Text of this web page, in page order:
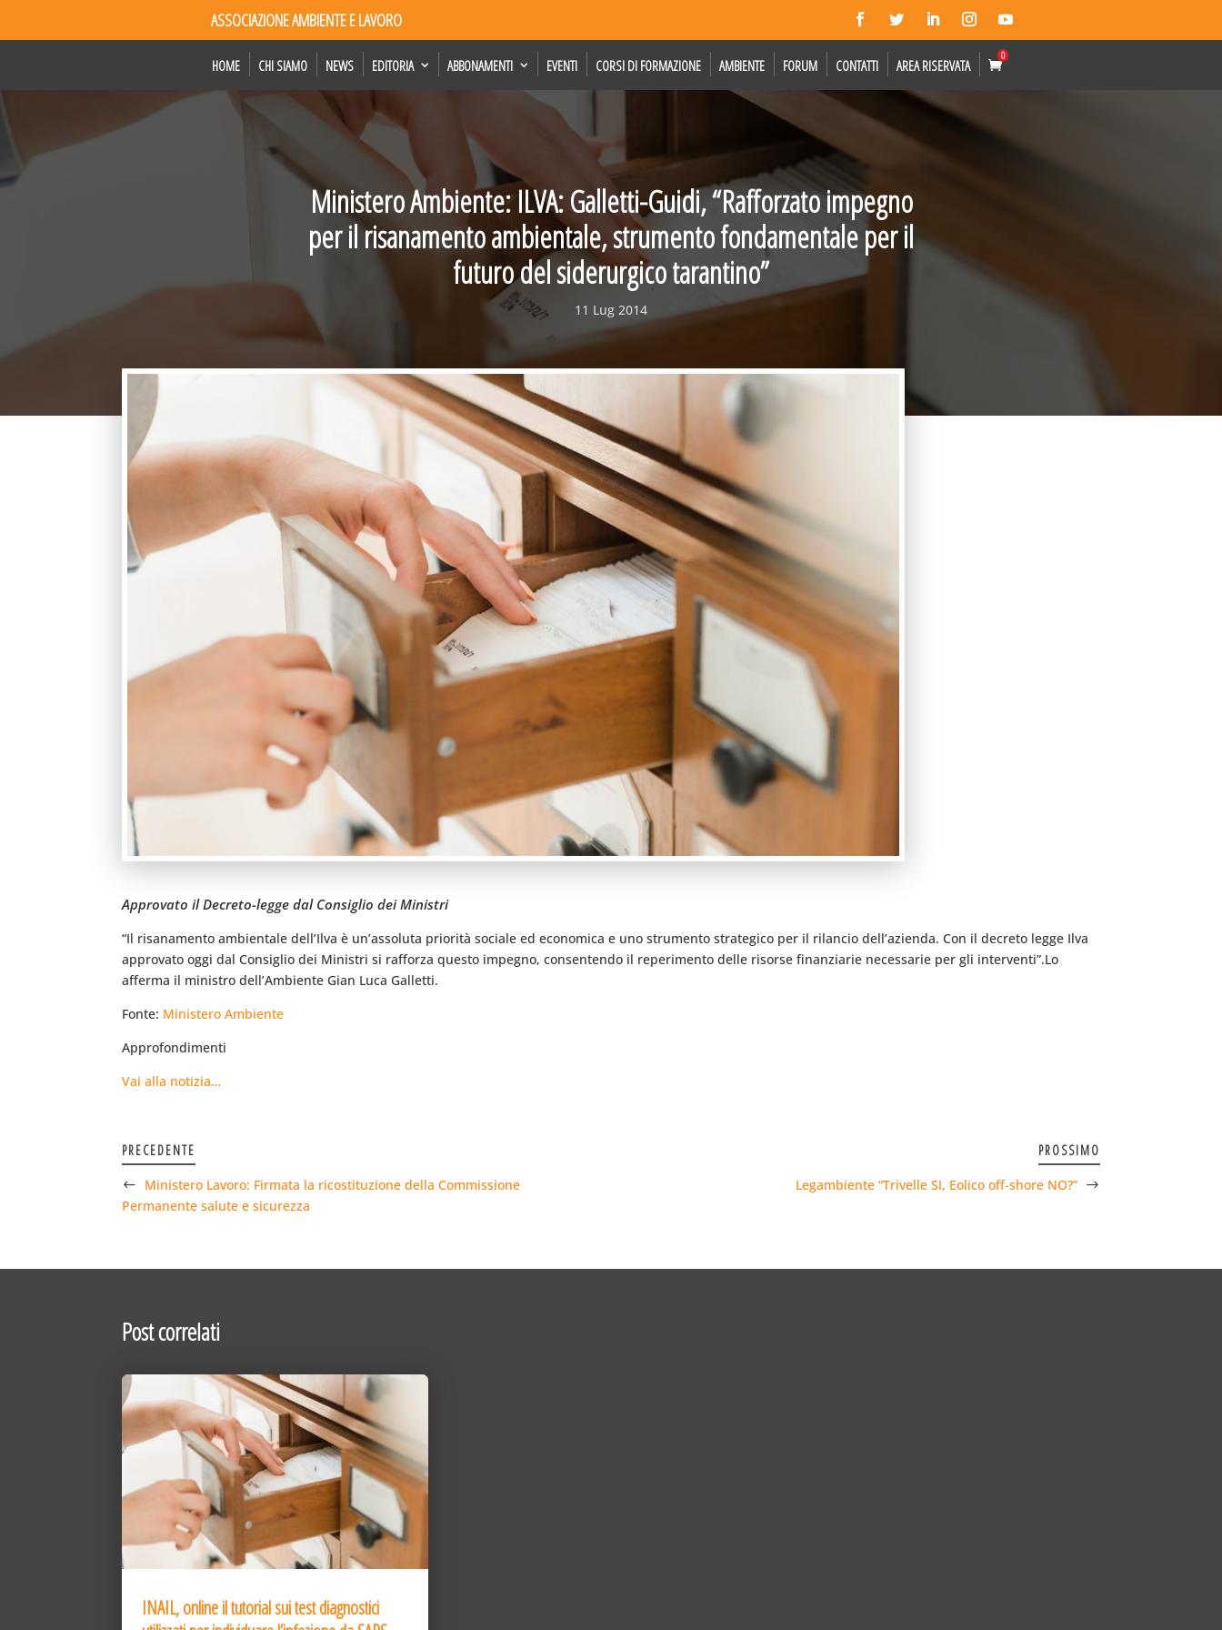
ASSOCIAZIONE AMBIENTE E LAVORO
HOME CHI SIAMO NEWS EDITORIA ABBONAMENTI EVENTI CORSI DI FORMAZIONE AMBIENTE FORUM CONTATTI AREA RISERVATA
0
Ministero Ambiente: ILVA: Galletti-Guidi, “Rafforzato impegno
per il risanamento ambientale, strumento fondamentale per il
futuro del siderurgico tarantino”
11 Lug 2014
Approvato il Decreto-legge dal Consiglio dei Ministri
“Il risanamento ambientale dell’Ilva è un’assoluta priorità sociale ed economica e uno strumento strategico per il rilancio dell’azienda. Con il decreto legge Ilva
approvato oggi dal Consiglio dei Ministri si rafforza questo impegno, consentendo il reperimento delle risorse finanziarie necessarie per gli interventi”.Lo
afferma il ministro dell’Ambiente Gian Luca Galletti.
Fonte: Ministero Ambiente
Approfondimenti
Vai alla notizia…
PRECEDENTE
Ministero Lavoro: Firmata la ricostituzione della Commissione
Permanente salute e sicurezza
PROSSIMO
Legambiente “Trivelle SI, Eolico off-shore NO?”
Post correlati
INAIL, online il tutorial sui test diagnostici